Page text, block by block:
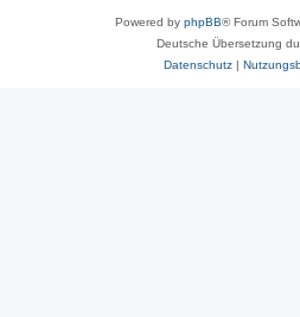
Powered by phpBB® Forum
Deutsche Übersetzung
Datenschutz|